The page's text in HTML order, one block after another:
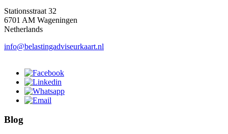
Stationsstraat 32
6701 AM Wageningen
Netherlands
info@belastingadviseurkaart.nl
Blog